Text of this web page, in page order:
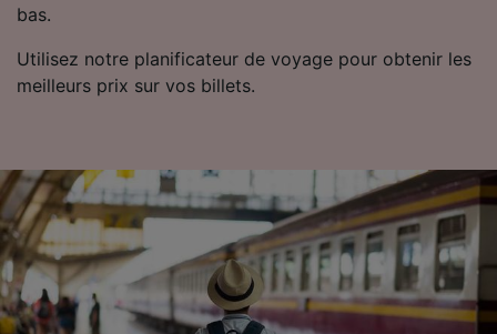
bas.
Utilisez notre planificateur de voyage pour obtenir les
meilleurs prix sur vos billets.